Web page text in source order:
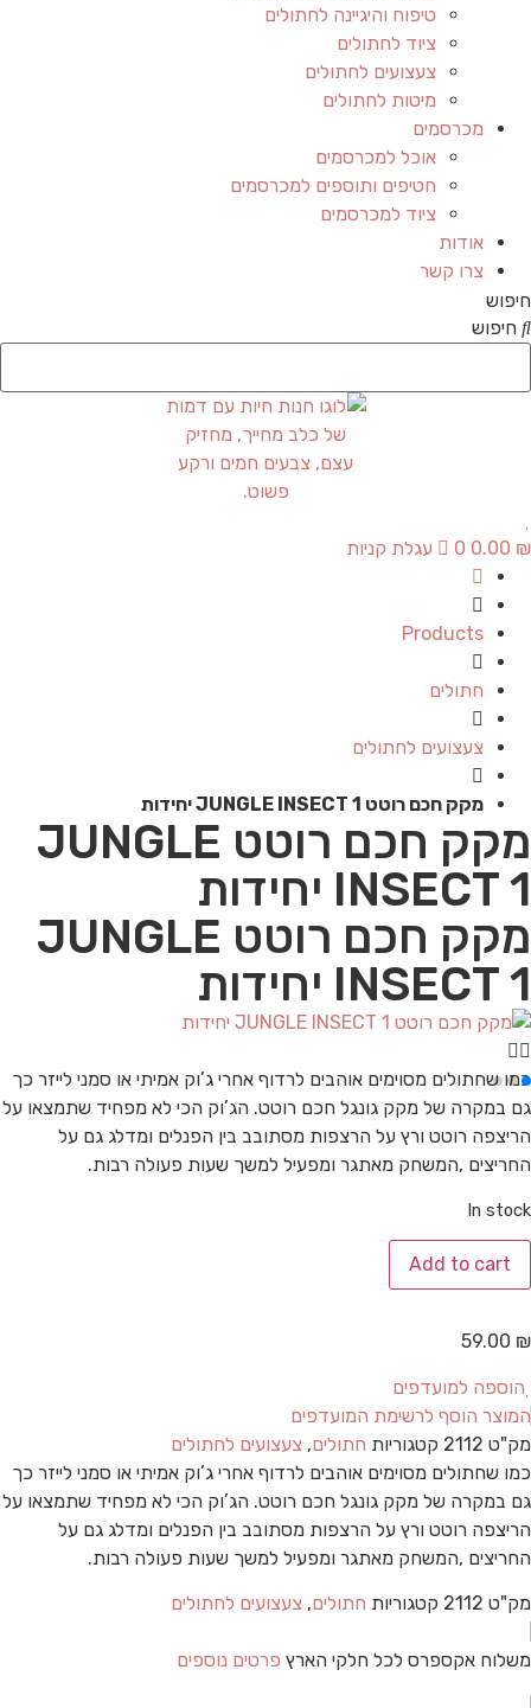
טיפוח והיגיינה לחתולים
ציוד לחתולים
צעצועים לחתולים
מיטות לחתולים
מכרסמים
אוכל למכרסמים
חטיפים ותוספים למכרסמים
ציוד למכרסמים
אודות
צרו קשר
חיפוש
חיפוש
0.00 ₪
0 עגלת קניות
Products
חתולים
צעצועים לחתולים
מקק חכם רוטט JUNGLE INSECT 1 יחידות
מקק חכם רוטט JUNGLE
INSECT 1 יחידות
מקק חכם רוטט JUNGLE
INSECT 1 יחידות
כמו שחתולים מסוימים אוהבים לרדוף אחרי ג’וק אמיתי או סמני לייזר כך
גם במקרה של מקק גונגל חכם רוטט. הג’וק הכי לא מפחיד שתמצאו על
הריצפה רוטט ורץ על הרצפות מסתובב בין הפנלים ומדלג גם על
החריצים ,המשחק מאתגר ומפעיל למשך שעות פעולה רבות.
In stock
Add to cart
59.00 ₪
הוספה למועדפים
המוצר הוסף לרשימת המועדפים
מק"ט 2112 קטגוריות חתולים, צעצועים לחתולים
כמו שחתולים מסוימים אוהבים לרדוף אחרי ג’וק אמיתי או סמני לייזר כך
גם במקרה של מקק גונגל חכם רוטט. הג’וק הכי לא מפחיד שתמצאו על
הריצפה רוטט ורץ על הרצפות מסתובב בין הפנלים ומדלג גם על
החריצים ,המשחק מאתגר ומפעיל למשך שעות פעולה רבות.
מק"ט 2112 קטגוריות חתולים, צעצועים לחתולים
משלוח אקספרס לכל חלקי הארץ פרטים נוספים